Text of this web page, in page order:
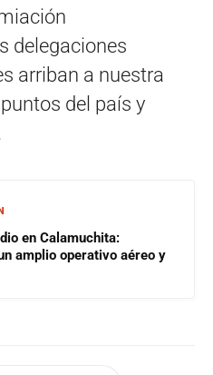
delegaciones
arriban a nuestra
del país y
en Calamuchita:
amplio operativo aéreo y